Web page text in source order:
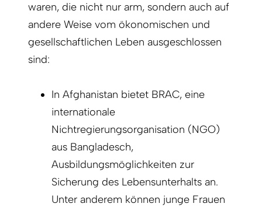
waren, die nicht nur arm, sondern auch auf
andere Weise vom ökonomischen und
gesellschaftlichen Leben ausgeschlossen
sind:
In Afghanistan bietet BRAC, eine
internationale
Nichtregierungsorganisation (NGO)
aus Bangladesch,
Ausbildungsmöglichkeiten zur
Sicherung des Lebensunterhalts an.
Unter anderem können junge Frauen